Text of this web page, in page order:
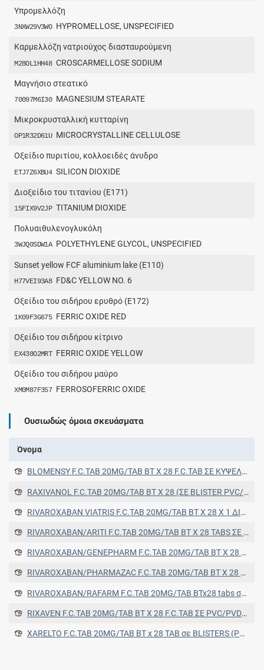
Υπρομελλόζη
3NXW29V3WO HYPROMELLOSE, UNSPECIFIED
Καρμελλόζη νατριούχος διασταυρούμενη
M28OL1HH48 CROSCARMELLOSE SODIUM
Μαγνήσιο στεατικό
70097M6I30 MAGNESIUM STEARATE
Μικροκρυσταλλική κυτταρίνη
OP1R32D61U MICROCRYSTALLINE CELLULOSE
Οξείδιο πυριτίου, κολλοειδές άνυδρο
ETJ7Z6XBU4 SILICON DIOXIDE
Διοξείδιο του τιτανίου (E171)
15FIX9V2JP TITANIUM DIOXIDE
Πολυαιθυλενογλυκόλη
3WJQ0SDW1A POLYETHYLENE GLYCOL, UNSPECIFIED
Sunset yellow FCF aluminium lake (E110)
H77VEI93A8 FD&C YELLOW NO. 6
Οξείδιο του σιδήρου ερυθρό (E172)
1K09F3G675 FERRIC OXIDE RED
Οξείδιο του σιδήρου κίτρινο
EX438O2MRT FERRIC OXIDE YELLOW
Οξείδιο του σιδήρου μαύρο
XM0M87F357 FERROSOFERRIC OXIDE
Ουσιωδώς όμοια σκευάσματα
Όνομα
BLOMENSY F.C.TAB 20MG/TAB BT X 28 F.C.TAB ΣΕ ΚΥΨΕΛΕΣ OPA/AL/PVC//AL
RAXIVANOL F.C.TAB 20MG/TAB BT X 28 (ΣΕ BLISTER PVC/PE/PVDC)
RIVAROXABAN VIATRIS F.C.TAB 20MG/TAB BT X 28 Χ 1 ΔΙΣΚΙΑ - ΜΟΝΑΔΑ ΔΟΣΗΣ ΣΕ BLISTERS PVC/PVDC/ΑΛΟΥΜΙΝΙΟ
RIVAROXABAN/ARITI F.C.TAB 20MG/TAB BT X 28 TABS ΣΕ AL/PVC/PVDC BLISTERS
RIVAROXABAN/GENEPHARM F.C.TAB 20MG/TAB BT X 28 TABS ΣΕ PVC/ALUMINIUM BLISTERS
RIVAROXABAN/PHARMAZAC F.C.TAB 20MG/TAB BT X 28 TABS (ΣΕ BLISTER PVC/PVDC/ALUMINIUM)
RIVAROXABAN/RAFARM F.C.TAB 20MG/TAB BTx28 tabs σε blisters TRANSPARENT Aluminium/PVC/PVDC foil)
RIXAVEN F.C.TAB 20MG/TAB BT X 28 F.C.TAB ΣΕ PVC/PVDCo90/ALUMINIUM FOIL BLISTERS
XARELTO F.C.TAB 20MG/TAB BT x 28 TAB σε BLISTERS (PP/alu) BLISTERS (PP/alu)